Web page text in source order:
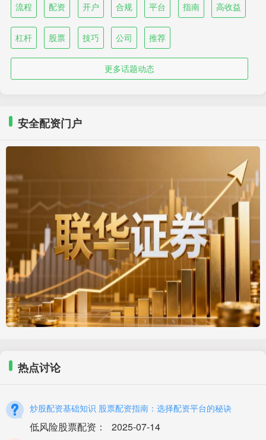
流程 配资 开户 合规 平台 指南 高收益
杠杆 股票 技巧 公司 推荐
更多话题动态
安全配资门户
热点讨论
炒股配资基础知识 股票配资指南：选择配资平台的秘诀
低风险股票配资 ： 2025-07-14